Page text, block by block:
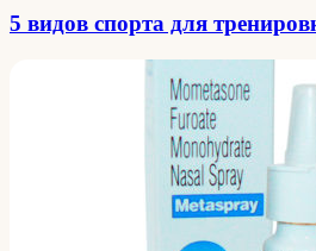
5 видов спорта для